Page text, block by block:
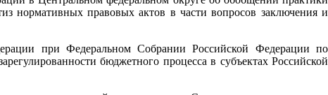
нормативных правовых актов в части вопросов заключения и
при Федеральном Собрании Российской Федерации по
бюджетного процесса в субъектах Российской